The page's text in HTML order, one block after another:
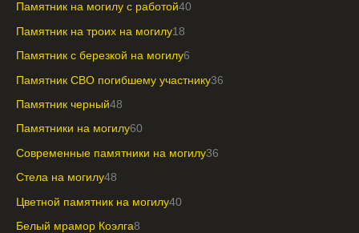
Памятник на могилу с работой40
Памятник на троих на могилу18
Памятник с березкой на могилу6
Памятник СВО погибшему участнику36
Памятник черный48
Памятники на могилу60
Современные памятники на могилу36
Стела на могилу48
Цветной памятник на могилу40
Белый мрамор Коэлга8